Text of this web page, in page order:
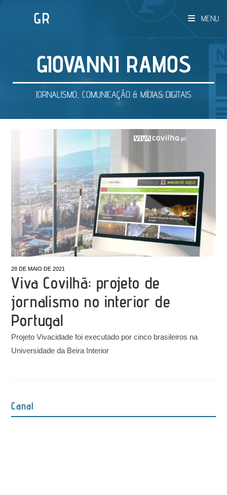
MENU
GIOVANNI RAMOS
JORNALISMO, COMUNICAÇÃO & MÍDIAS DIGITAIS
28 DE MAIO DE 2021
Viva Covilhã: projeto de
jornalismo no interior de
Portugal
Projeto Vivacidade foi executado por cinco brasileiros na
Universidade da Beira Interior
Canal